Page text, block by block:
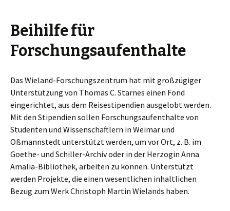
Beihilfe für
Forschungsaufenthalte
Das Wieland-Forschungszentrum hat mit großzügiger
Unterstützung von Thomas C. Starnes einen Fond
eingerichtet, aus dem Reisestipendien ausgelobt werden.
Mit den Stipendien sollen Forschungsaufenthalte von
Studenten und Wissenschaftlern in Weimar und
Oßmannstedt unterstützt werden, um vor Ort, z. B. im
Goethe- und Schiller-Archiv oder in der Herzogin Anna
Amalia-Bibliothek, arbeiten zu können. Unterstützt
werden Projekte, die einen wesentlichen inhaltlichen
Bezug zum Werk Christoph Martin Wielands haben.